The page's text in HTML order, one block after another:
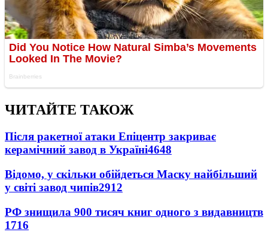
ЧИТАЙТЕ ТАКОЖ
Після ракетної атаки Епіцентр закриває
керамічний завод в Україні4648
Відомо, у скільки обійдеться Маску найбільший
у світі завод чипів2912
РФ знищила 900 тисяч книг одного з видавництв
1716